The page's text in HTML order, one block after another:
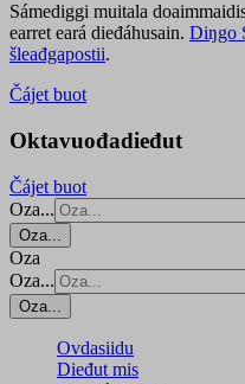
Sámediggi muitala
earret eará dieđáhusain. Diŋgo
šleađgapostii.
Čájet buot
Oktavuođadieđut
Čájet buot
Oza...
Oza...
Oza
Oza...
Oza...
Ovdasiidu
Dieđut mis